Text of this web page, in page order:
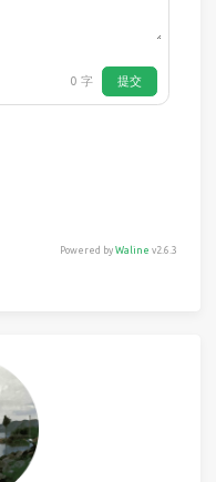
0 字 提交
Powered by Waline v2.6.3